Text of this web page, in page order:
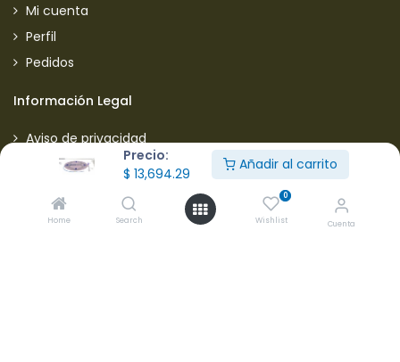
Precio:
$ 13,694.29
Añadir al carrito
Home Search
0
Wishlist Cuenta
Mi cuenta
Perfil
Pedidos
Información Legal
Aviso de privacidad
Política de envios
Política de devoluciones